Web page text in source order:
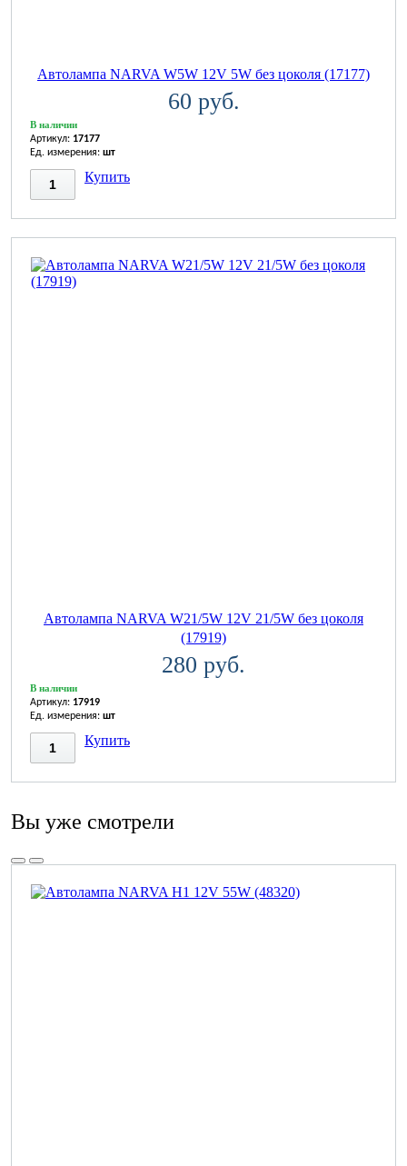
Автолампа NARVA W5W 12V 5W без цоколя (17177)
60 руб.
В наличии
Артикул: 17177
Ед. измерения: шт
Купить
Автолампа NARVA W21/5W 12V 21/5W без цоколя
(17919)
280 руб.
В наличии
Артикул: 17919
Ед. измерения: шт
Купить
Вы уже смотрели